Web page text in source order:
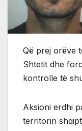
Që prej orëve
Shtetit dhe
kontrolle të
Aksioni erdhi
territorin